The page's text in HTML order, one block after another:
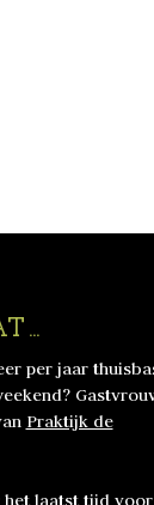
per jaar
Praktijk de
het laatst tijd voor